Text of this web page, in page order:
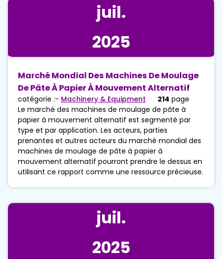
juil.
2025
Marché Mondial Des Machines De Moulage
De Pâte À Papier À Mouvement Alternatif
catégorie :- Machinery & Equipment 214 page
Le marché des machines de moulage de pâte à
papier à mouvement alternatif est segmenté par
type et par application. Les acteurs, parties
prenantes et autres acteurs du marché mondial des
machines de moulage de pâte à papier à
mouvement alternatif pourront prendre le dessus en
utilisant ce rapport comme une ressource précieuse.
juil.
2025